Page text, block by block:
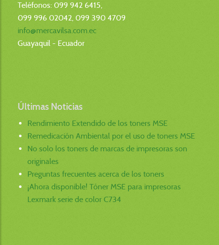
Teléfonos: 099 942 6415,
099 996 02042, 099 390 4709
info@mercavilsa.com.ec
Guayaquil - Ecuador
Últimas Noticias
Rendimiento Extendido de los toners MSE
Remedicación Ambiental por el uso de toners MSE
No solo los toners de marcas de impresoras son
originales
Preguntas frecuentes acerca de los toners
¡Ahora disponible! Tóner MSE para impresoras
Lexmark serie de color C734